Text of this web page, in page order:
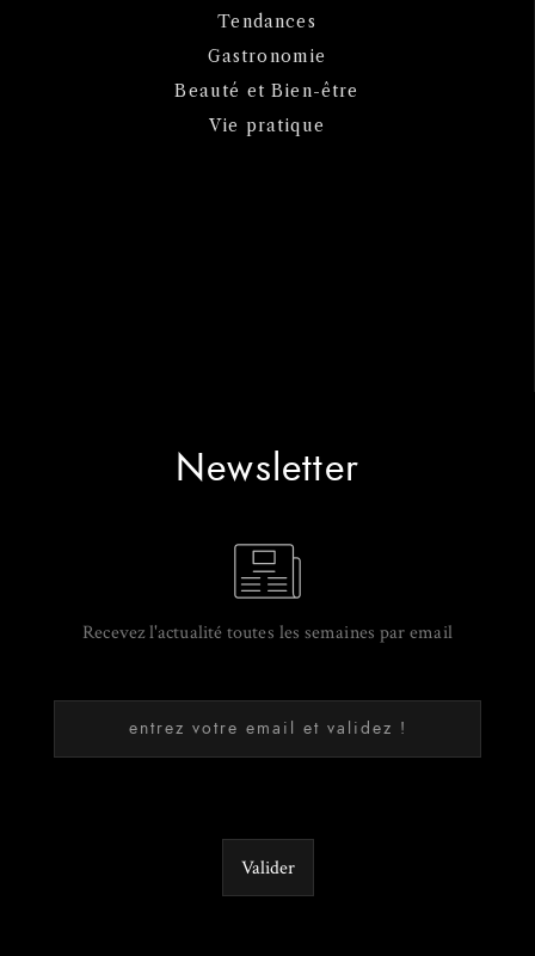
Tendances
Gastronomie
Beauté et Bien-être
Vie pratique
Newsletter
Recevez l'actualité toutes les semaines par email